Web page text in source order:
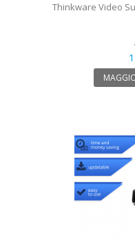
Thinkware Video